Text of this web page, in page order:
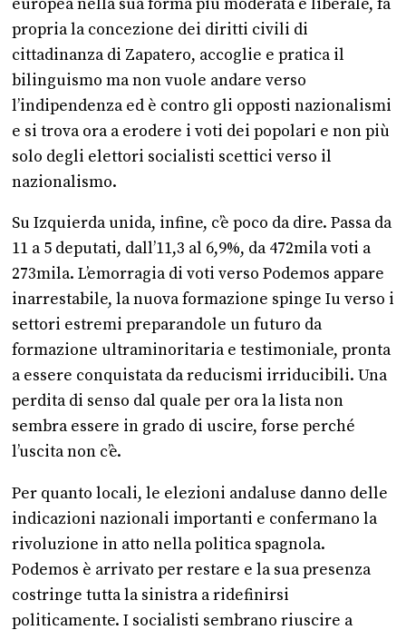
europea nella sua forma più moderata e liberale, fa
propria la concezione dei diritti civili di
cittadinanza di Zapatero, accoglie e pratica il
bilinguismo ma non vuole andare verso
l’indipendenza ed è contro gli opposti nazionalismi
e si trova ora a erodere i voti dei popolari e non più
solo degli elettori socialisti scettici verso il
nazionalismo.
Su Izquierda unida, infine, c’è poco da dire. Passa da
11 a 5 deputati, dall’11,3 al 6,9%, da 472mila voti a
273mila. L’emorragia di voti verso Podemos appare
inarrestabile, la nuova formazione spinge Iu verso i
settori estremi preparandole un futuro da
formazione ultraminoritaria e testimoniale, pronta
a essere conquistata da reducismi irriducibili. Una
perdita di senso dal quale per ora la lista non
sembra essere in grado di uscire, forse perché
l’uscita non c’è.
Per quanto locali, le elezioni andaluse danno delle
indicazioni nazionali importanti e confermano la
rivoluzione in atto nella politica spagnola.
Podemos è arrivato per restare e la sua presenza
costringe tutta la sinistra a ridefinirsi
politicamente. I socialisti sembrano riuscire a